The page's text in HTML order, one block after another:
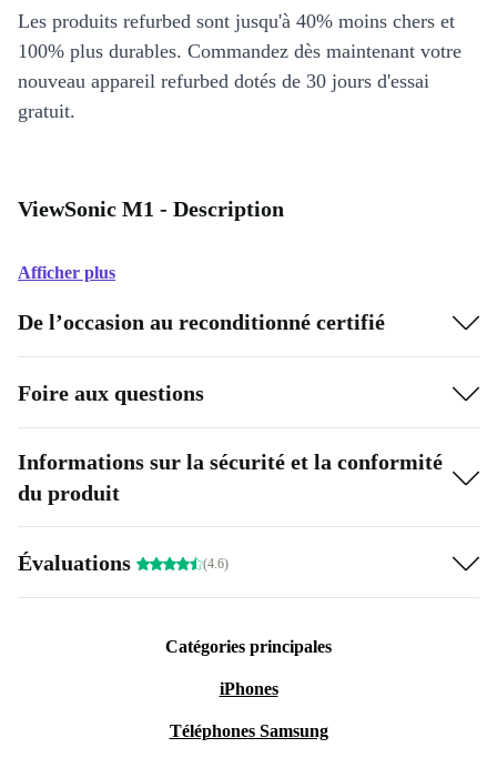
Les produits refurbed sont jusqu'à 40% moins chers et
100% plus durables. Commandez dès maintenant votre
nouveau appareil refurbed dotés de 30 jours d'essai
gratuit.
ViewSonic M1 - Description
Afficher plus
De l’occasion au reconditionné certifié
Foire aux questions
Informations sur la sécurité et la conformité
du produit
Évaluations (4.6)
Catégories principales
iPhones
Téléphones Samsung